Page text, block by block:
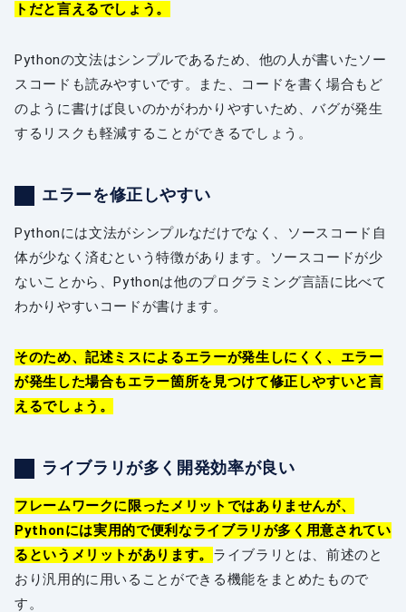
トだと言えるでしょう。
Pythonの文法はシンプルであるため、他の人が書いたソー
スコードも読みやすいです。また、コードを書く場合もど
のように書けば良いのかがわかりやすいため、バグが発生
するリスクも軽減することができるでしょう。
エラーを修正しやすい
Pythonには文法がシンプルなだけでなく、ソースコード自
体が少なく済むという特徴があります。ソースコードが少
ないことから、Pythonは他のプログラミング言語に比べて
わかりやすいコードが書けます。
そのため、記述ミスによるエラーが発生しにくく、エラー
が発生した場合もエラー箇所を見つけて修正しやすいと言
えるでしょう。
ライブラリが多く開発効率が良い
フレームワークに限ったメリットではありませんが、
Pythonには実用的で便利なライブラリが多く用意されてい
るというメリットがあります。 ライブラリとは、前述のと
おり汎用的に用いることができる機能をまとめたもので
す。